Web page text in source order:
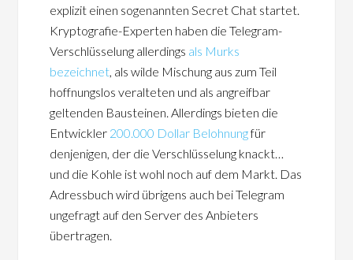
explizit einen sogenannten Secret Chat startet.
Kryptografie-Experten haben die Telegram-
Verschlüsselung allerdings als Murks
bezeichnet, als wilde Mischung aus zum Teil
hoffnungslos veralteten und als angreifbar
geltenden Bausteinen. Allerdings bieten die
Entwickler 200.000 Dollar Belohnungfür
denjenigen, der die Verschlüsselung knackt…
und die Kohle ist wohl noch auf dem Markt. Das
Adressbuch wird übrigens auch bei Telegram
ungefragt auf den Server des Anbieters
übertragen.